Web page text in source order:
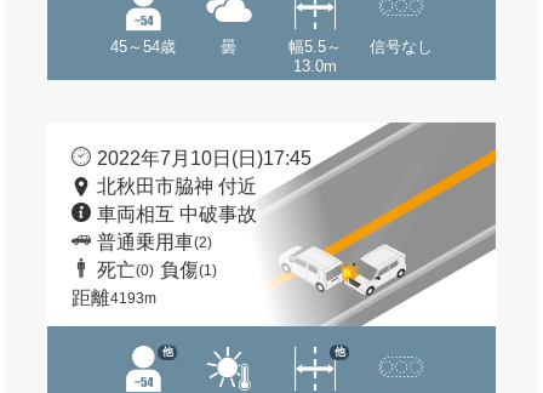
45～54歳 曇
幅5.5～
13.0m
信号なし
2022年7月10日(日)17:45
北秋田市脇神 付近
車両相互 中破事故
普通乗用車(2)
死亡(0) 負傷(1)
距離4193m
他 他